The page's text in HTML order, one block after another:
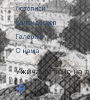
Ужичанствено на
Летописи
Калеидоскоп
Галерије
О нама